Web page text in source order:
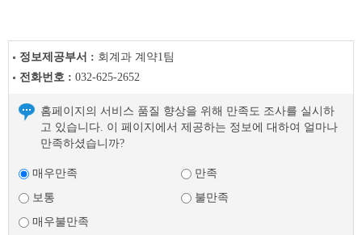
정보제공부서 : 회계과 계약1팀
전화번호 : 032-625-2652
홈페이지의 서비스 품질 향상을 위해 만족도 조사를 실시하
고 있습니다. 이 페이지에서 제공하는 정보에 대하여 얼마나
만족하셨습니까?
매우만족
만족
보통
불만족
매우불만족